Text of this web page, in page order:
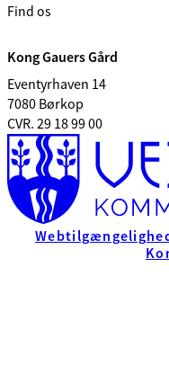
Find os
Kong Gauers Gård
Eventyrhaven 14
7080 Børkop
CVR. 29 18 99 00